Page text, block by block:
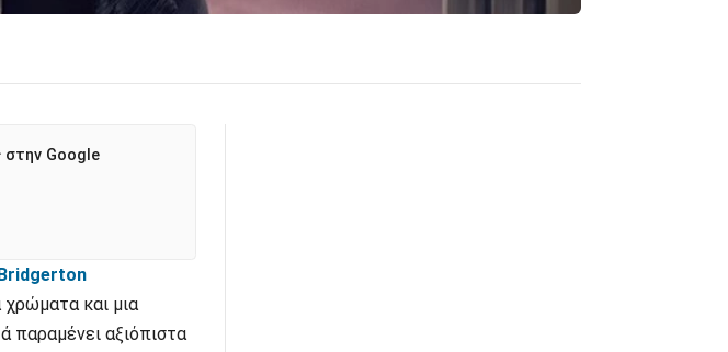
στην Google
και μια
παραμένει αξιόπιστα